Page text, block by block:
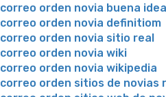
correo orden novia buena
correo orden novia definitiom
correo orden novia sitio real
correo orden novia wiki
correo orden novia wikipedia
correo orden sitios de novias